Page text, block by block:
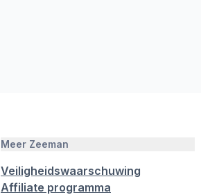
Meer Zeeman
Veiligheidswaarschuwing
Affiliate programma